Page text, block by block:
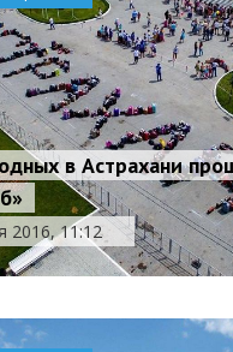
в Астрахани
2016, 11:12